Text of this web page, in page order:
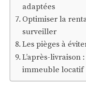
adaptées
Optimiser la
surveiller
Les pièges à
L’après-livraison
immeuble locatif